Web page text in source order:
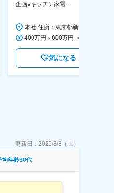
企画※キッチン家電
気になる
更新日： 2026/8/8（土）
均年齢30代